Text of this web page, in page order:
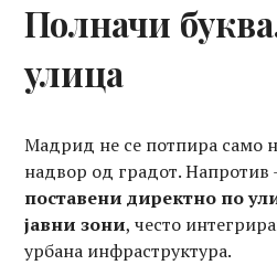
Полначи
улица
Мадрид не се потпира само
надвор од градот. Напротив
поставени директно по
јавни зони, често
урбана инфраструктура.